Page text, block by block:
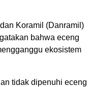
Koramil (Danramil)
bahwa eceng
ekosistem
tidak dipenuhi eceng